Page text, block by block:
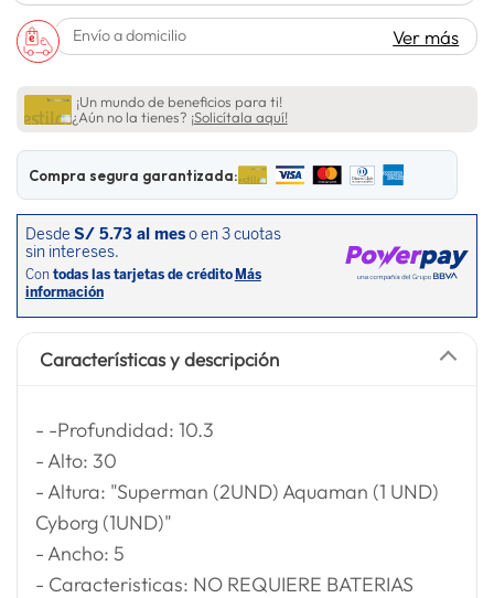
spiderman
Envío a domicilio Ver más
¡Un mundo de beneficios para ti!
¿Aún no la tienes? ¡Solicítala aquí!
Compra segura garantizada:
Características y descripción
- -Profundidad: 10.3
- Alto: 30
- Altura: "Superman (2UND) Aquaman (1 UND)
Cyborg (1UND)"
- Ancho: 5
- Caracteristicas: NO REQUIERE BATERIAS